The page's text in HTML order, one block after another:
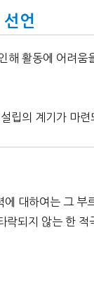
선언
해 활동에 어려움
립의 계기가 마련
에 대하여는 그
락되지 않는 한 적